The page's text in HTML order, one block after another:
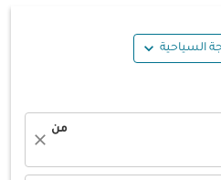
expand_more
من
close